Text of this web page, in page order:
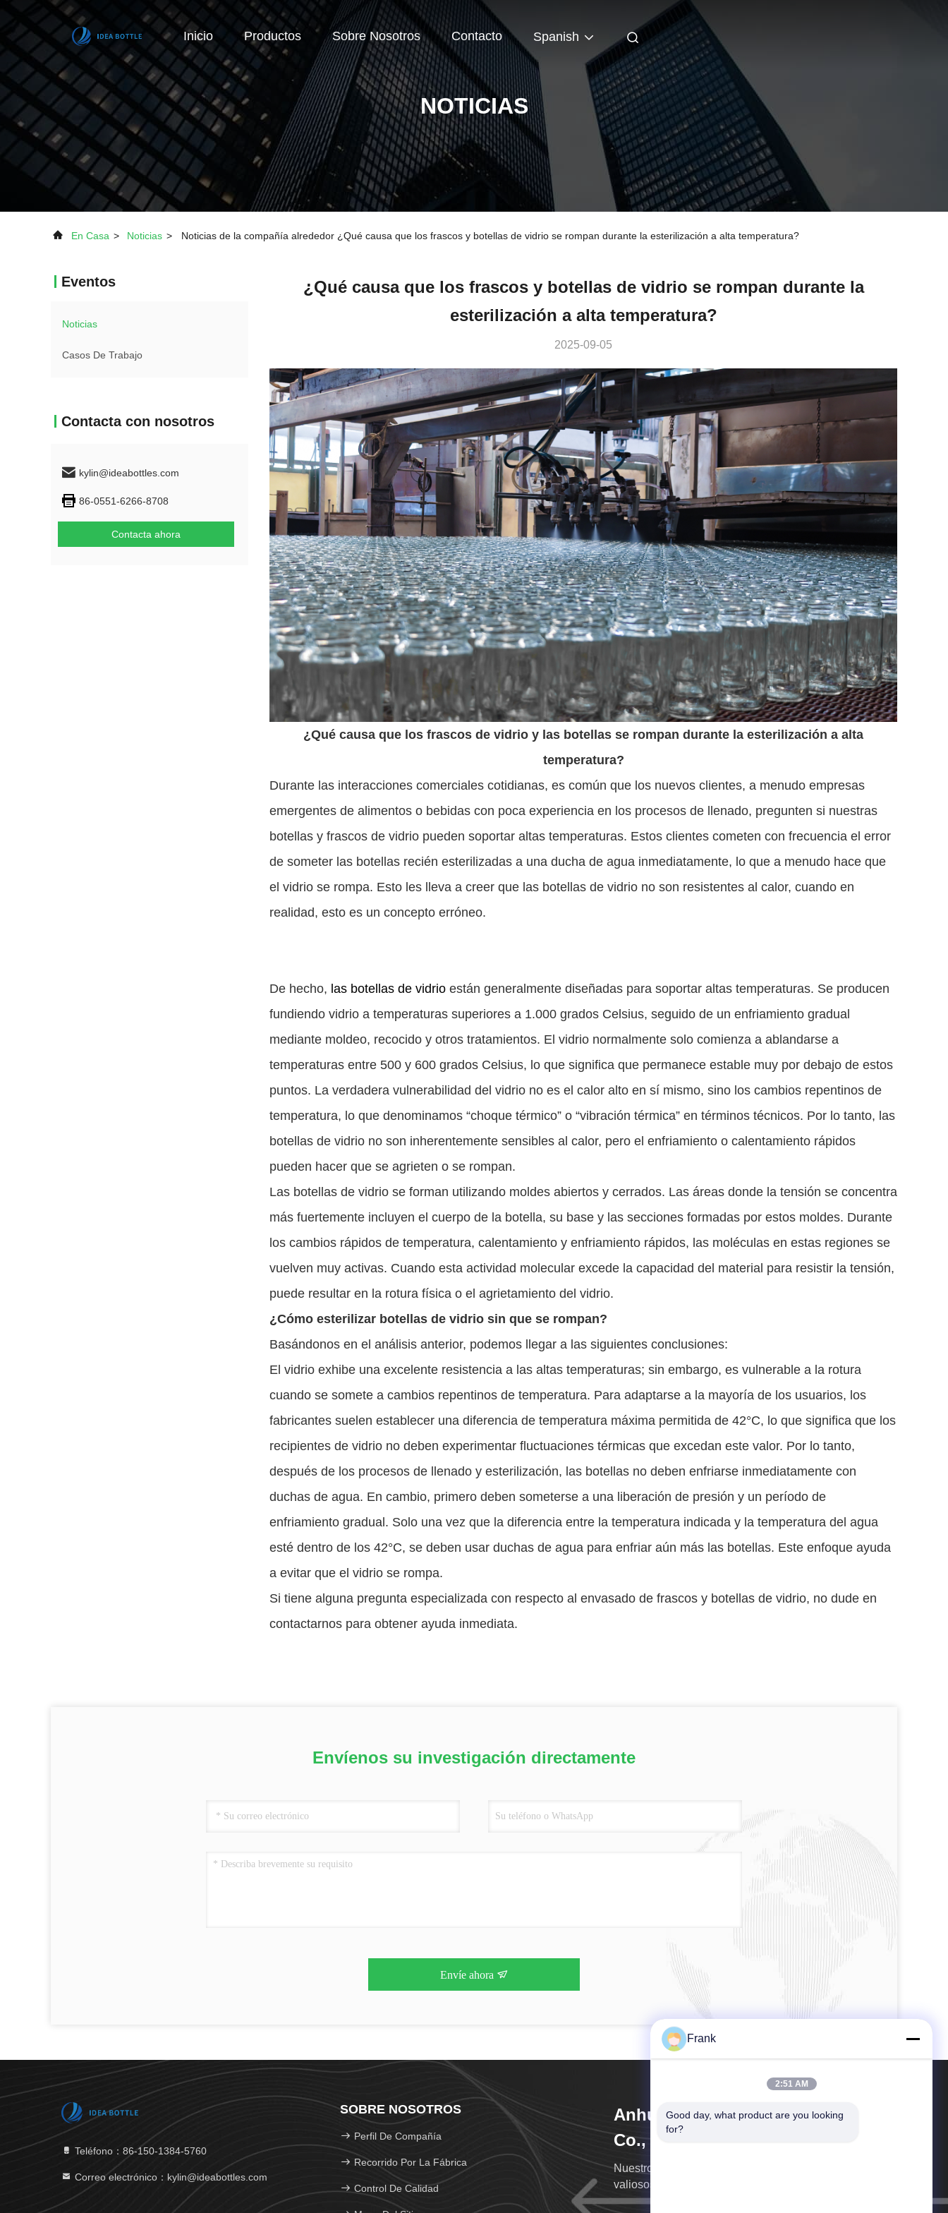
Inicio Productos Sobre Nosotros Contacto Spanish
NOTICIAS
En Casa > Noticias > Noticias de la compañía alrededor ¿Qué causa que los frascos y botellas de vidrio se rompan durante la esterilización a alta temperatura?
Eventos
Noticias
Casos De Trabajo
Contacta con nosotros
kylin@ideabottles.com
86-0551-6266-8708
Contacta ahora
¿Qué causa que los frascos y botellas de vidrio se rompan durante la
esterilización a alta temperatura?
2025-09-05
¿Qué causa que los frascos de vidrio y las botellas se rompan durante la esterilización a alta
temperatura?
Durante las interacciones comerciales cotidianas, es común que los nuevos clientes, a menudo empresas
emergentes de alimentos o bebidas con poca experiencia en los procesos de llenado, pregunten si nuestras
botellas y frascos de vidrio pueden soportar altas temperaturas. Estos clientes cometen con frecuencia el error
de someter las botellas recién esterilizadas a una ducha de agua inmediatamente, lo que a menudo hace que
el vidrio se rompa. Esto les lleva a creer que las botellas de vidrio no son resistentes al calor, cuando en
realidad, esto es un concepto erróneo.
De hecho, las botellas de vidrio están generalmente diseñadas para soportar altas temperaturas. Se producen
fundiendo vidrio a temperaturas superiores a 1.000 grados Celsius, seguido de un enfriamiento gradual
mediante moldeo, recocido y otros tratamientos. El vidrio normalmente solo comienza a ablandarse a
temperaturas entre 500 y 600 grados Celsius, lo que significa que permanece estable muy por debajo de estos
puntos. La verdadera vulnerabilidad del vidrio no es el calor alto en sí mismo, sino los cambios repentinos de
temperatura, lo que denominamos “choque térmico” o “vibración térmica” en términos técnicos. Por lo tanto, las
botellas de vidrio no son inherentemente sensibles al calor, pero el enfriamiento o calentamiento rápidos
pueden hacer que se agrieten o se rompan.
Las botellas de vidrio se forman utilizando moldes abiertos y cerrados. Las áreas donde la tensión se concentra
más fuertemente incluyen el cuerpo de la botella, su base y las secciones formadas por estos moldes. Durante
los cambios rápidos de temperatura, calentamiento y enfriamiento rápidos, las moléculas en estas regiones se
vuelven muy activas. Cuando esta actividad molecular excede la capacidad del material para resistir la tensión,
puede resultar en la rotura física o el agrietamiento del vidrio.
¿Cómo esterilizar botellas de vidrio sin que se rompan?
Basándonos en el análisis anterior, podemos llegar a las siguientes conclusiones:
El vidrio exhibe una excelente resistencia a las altas temperaturas; sin embargo, es vulnerable a la rotura
cuando se somete a cambios repentinos de temperatura. Para adaptarse a la mayoría de los usuarios, los
fabricantes suelen establecer una diferencia de temperatura máxima permitida de 42°C, lo que significa que los
recipientes de vidrio no deben experimentar fluctuaciones térmicas que excedan este valor. Por lo tanto,
después de los procesos de llenado y esterilización, las botellas no deben enfriarse inmediatamente con
duchas de agua. En cambio, primero deben someterse a una liberación de presión y un período de
enfriamiento gradual. Solo una vez que la diferencia entre la temperatura indicada y la temperatura del agua
esté dentro de los 42°C, se deben usar duchas de agua para enfriar aún más las botellas. Este enfoque ayuda
a evitar que el vidrio se rompa.
Si tiene alguna pregunta especializada con respecto al envasado de frascos y botellas de vidrio, no dude en
contactarnos para obtener ayuda inmediata.
Envíenos su investigación directamente
Envíe ahora
Teléfono：86-150-1384-5760
Correo electrónico：kylin@ideabottles.com
SOBRE NOSOTROS
Perfil De Compañía
Recorrido Por La Fábrica
Control De Calidad
Anhui Idea Technology Imp & Exp
Co., Ltd.
Nuestro embalaje hace que sus productos sean más
valiosos.
Frank
2:51 AM
Good day, what product are you looking
for?